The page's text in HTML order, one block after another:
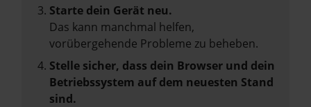
Starte dein Gerät neu.
Das kann manchmal helfen,
vorübergehende Probleme zu beheben.
Stelle sicher, dass dein Browser und dein
Betriebssystem auf dem neuesten Stand
sind.